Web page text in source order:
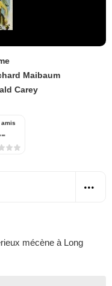
Maibaum
Carey
amis
mécène à Long